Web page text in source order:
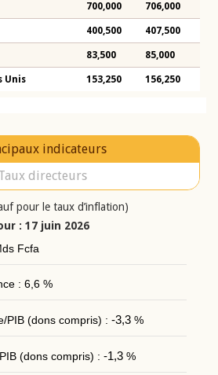
700,000 706,000
400,500 407,500
83,500 85,000
Unis 153,250 156,250
indicateurs
directeurs
pour le taux d’inflation)
: 17 juin 2026
Fcfa
: 6,6 %
PIB (dons compris) : -3,3%
(dons compris) : -1,3%